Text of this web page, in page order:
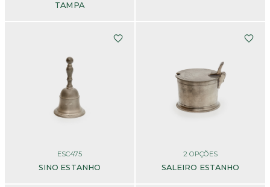
TAMPA
ESC475
SINO ESTANHO
2 OPÇÕES
SALEIRO ESTANHO